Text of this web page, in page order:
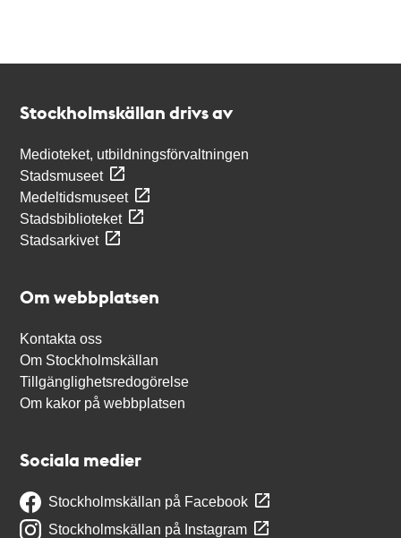
Stockholmskällan drivs av
Medioteket, utbildningsförvaltningen
Stadsmuseet
Medeltidsmuseet
Stadsbiblioteket
Stadsarkivet
Om webbplatsen
Kontakta oss
Om Stockholmskällan
Tillgänglighetsredogörelse
Om kakor på webbplatsen
Sociala medier
Stockholmskällan på Facebook
Stockholmskällan på Instagram